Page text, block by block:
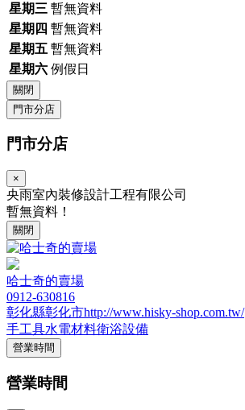
星期三 暫無資料
星期四 暫無資料
星期五 暫無資料
星期六 例假日
關閉
門市分店
門市分店
×
央雨室內裝修設計工程有限公司
暫無資料！
關閉
哈士奇的賣場
0912-630816
彰化縣彰化市http://www.hisky-shop.com.tw/
手工具水電材料衛浴設備
營業時間
營業時間